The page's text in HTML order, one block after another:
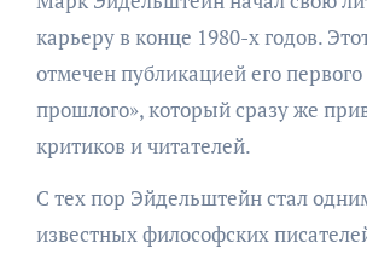
карьеру в конце 1980-х годов.
отмечен публикацией его
прошлого», который сразу же
критиков и читателей.
С тех пор Эйдельштейн стал
известных философских